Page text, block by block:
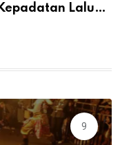
Lalu
9